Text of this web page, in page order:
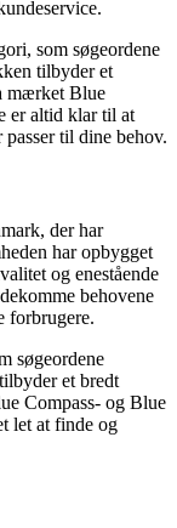
som søgeordene
tilbyder et
mærket Blue
er altid klar til at
til dine behov.
der har
har opbygget
og enestående
behovene
forbrugere.
søgeordene
et bredt
Compass- og Blue
let at finde og